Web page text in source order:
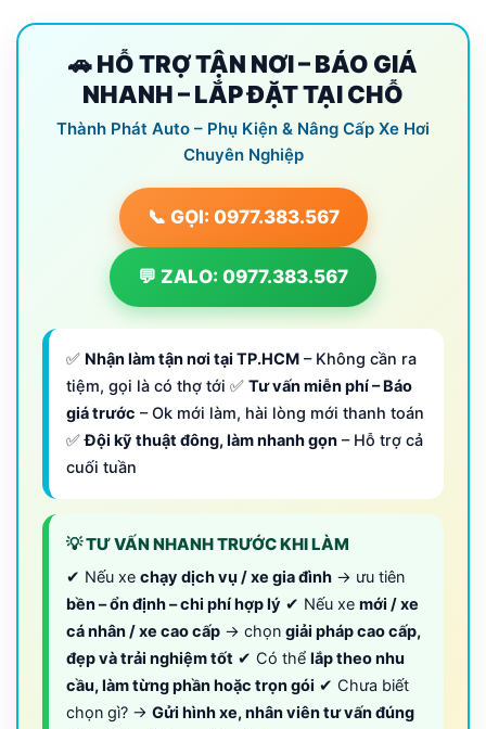
🚗 HỖ TRỢ TẬN NƠI – BÁO GIÁ
NHANH – LẮP ĐẶT TẠI CHỖ
Thành Phát Auto – Phụ Kiện & Nâng Cấp Xe Hơi
Chuyên Nghiệp
📞 GỌI: 0977.383.567
💬 ZALO: 0977.383.567
✅ Nhận làm tận nơi tại TP.HCM – Không cần ra
tiệm, gọi là có thợ tới ✅ Tư vấn miễn phí – Báo
giá trước – Ok mới làm, hài lòng mới thanh toán
✅Đội kỹ thuật đông, làm nhanh gọn – Hỗ trợ cả
cuối tuần
💡 TƯ VẤN NHANH TRƯỚC KHI LÀM
✔ Nếu xe chạy dịch vụ / xe gia đình → ưu tiên
bền – ổn định – chi phí hợp lý ✔ Nếu xe mới / xe
cá nhân / xe cao cấp → chọn giải pháp cao cấp,
đẹp và trải nghiệm tốt ✔ Có thể lắp theo nhu
cầu, làm từng phần hoặc trọn gói ✔ Chưa biết
chọn gì? → Gửi hình xe, nhân viên tư vấn đúng